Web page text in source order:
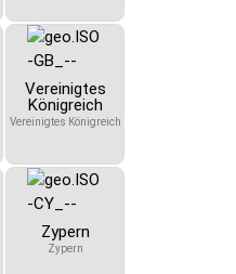
Vereinigtes
Königreich
Vereinigtes Königreich
Zypern
Zypern